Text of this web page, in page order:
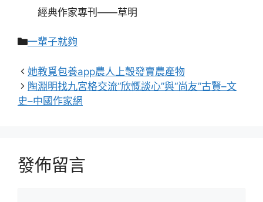
經典作家專刊——草明
分
一輩子就夠
她教覓包養app農人上彀發賣農產物
陶淵明找九宮格交流“欣慨談心”與“尚友”古賢–文
史–中國作家網
發佈留言